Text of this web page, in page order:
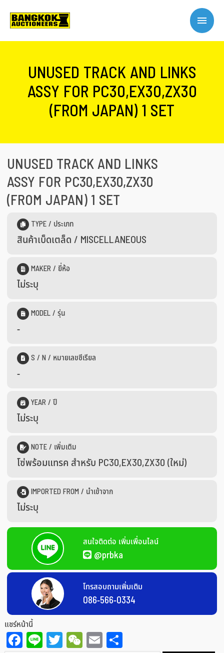
UNUSED TRACK AND LINKS
ASSY FOR PC30,EX30,ZX30
(FROM JAPAN) 1 SET
UNUSED TRACK AND LINKS
ASSY FOR PC30,EX30,ZX30
(FROM JAPAN) 1 SET
TYPE / ประเภท
สินค้าเบ็ดเตล็ด / MISCELLANEOUS
MAKER / ยี่ห้อ
ไม่ระบุ
MODEL / รุ่น
-
S / N / หมายเลขซีเรียล
-
YEAR / ปี
ไม่ระบุ
NOTE / เพิ่มเติม
โซ่พร้อมแทรค สำหรับ PC30,EX30,ZX30 (ใหม่)
IMPORTED FROM / นำเข้าจาก
ไม่ระบุ
สนใจติดต่อ เพิ่มเพื่อนไลน์
@prbka
โทรสอบถามเพิ่มเติม
086-566-0334
แชร์หน้านี้
Facebook
LineTwitter
WeChat
EmailShare